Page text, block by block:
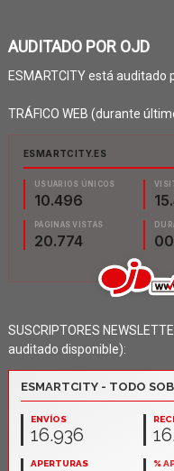
AUDITADO POR OJD
ESMARTCITY está auditado
TRÁFICO WEB (durante
SUSCRIPTORES
auditado disponible):